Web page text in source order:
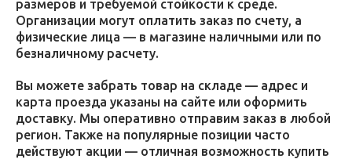
размеров и требуемой стойкости к среде.
Организации могут оплатить заказ по счету, а
физические лица — в магазине наличными или по
безналичному расчету.
Вы можете забрать товар на складе — адрес и
карта проезда указаны на сайте или оформить
доставку. Мы оперативно отправим заказ в любой
регион. Также на популярные позиции часто
действуют акции — отличная возможность купить